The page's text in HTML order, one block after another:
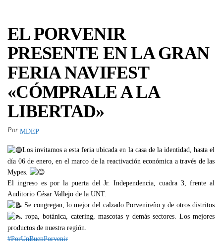
EL PORVENIR
PRESENTE EN LA GRAN
FERIA NAVIFEST
«CÓMPRALE A LA
LIBERTAD»
Por MDEP
Los invitamos a esta feria ubicada en la casa de la identidad, hasta el
día 06 de enero, en el marco de la reactivación económica a través de las
Mypes.
El ingreso es por la puerta del Jr. Independencia, cuadra 3, frente al
Auditorio César Vallejo de la UNT.
Se congregan, lo mejor del calzado Porvenireño y de otros distritos
ropa, botánica, catering, mascotas y demás sectores. Los mejores
productos de nuestra región.
#PorUnBuenPorvenir